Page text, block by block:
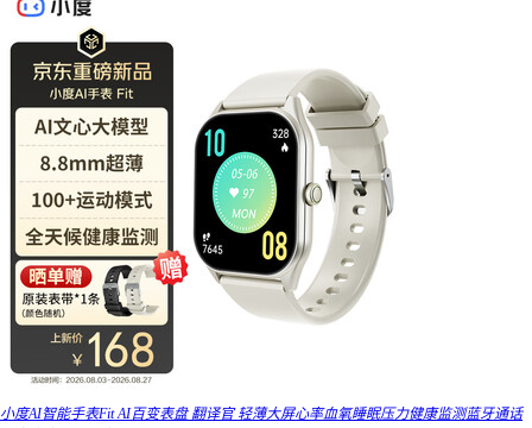
小度AI智能手表Fit AI百变表盘 翻译官 轻薄大屏心率血氧睡眠压力健康监测蓝牙通话